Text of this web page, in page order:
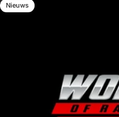
Nieuws